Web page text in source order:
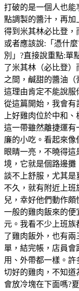
打破的是一個人也能
點調製的醬汁，再加
得到米其林必比登，
或者應該說:「憑什
別」?直接說重點:單
了米其林（必比登
之間，鹹甜的醬油（
這理由肯定不能說服
從這篇開始，我會有
上好雞肉位於中和
這一帶雖然離捷運有
廉的小吃。看起來像
眼睛一亮，不曉得
境，它就是個路邊攤
談不上舒服，尤其是
不久，就有附近上
兒，幸好他們動作
一般的雞肉飯來的便
元。我看不少上班
了雞肉飯外，也有
單，結完帳，店員
用、外帶都一樣。
切好的雞肉，不知道
會放冷塊在下面嗎?